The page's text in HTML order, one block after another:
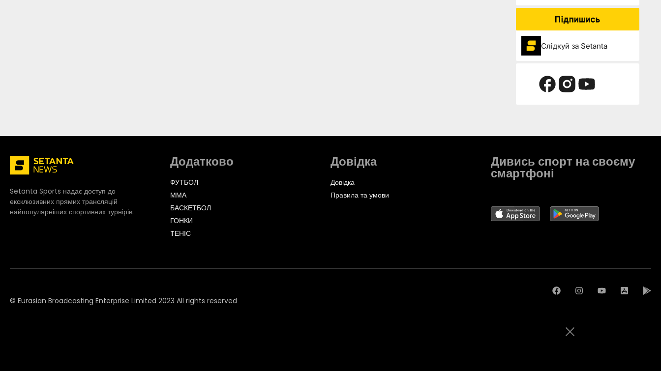
Підпишись
Слідкуй за Setanta
Setanta Sports надає доступ до
ексклюзивних прямих трансляцій
найпопулярніших спортивних турнірів.
Додатково
ФУТБОЛ
ММА
БАСКЕТБОЛ
ГОНКИ
TЕНІС
Довідка
Довідка
Правила та умови
Дивись спорт на своєму
смартфоні
© Eurasian Broadcasting Enterprise Limited 2023 All rights reserved